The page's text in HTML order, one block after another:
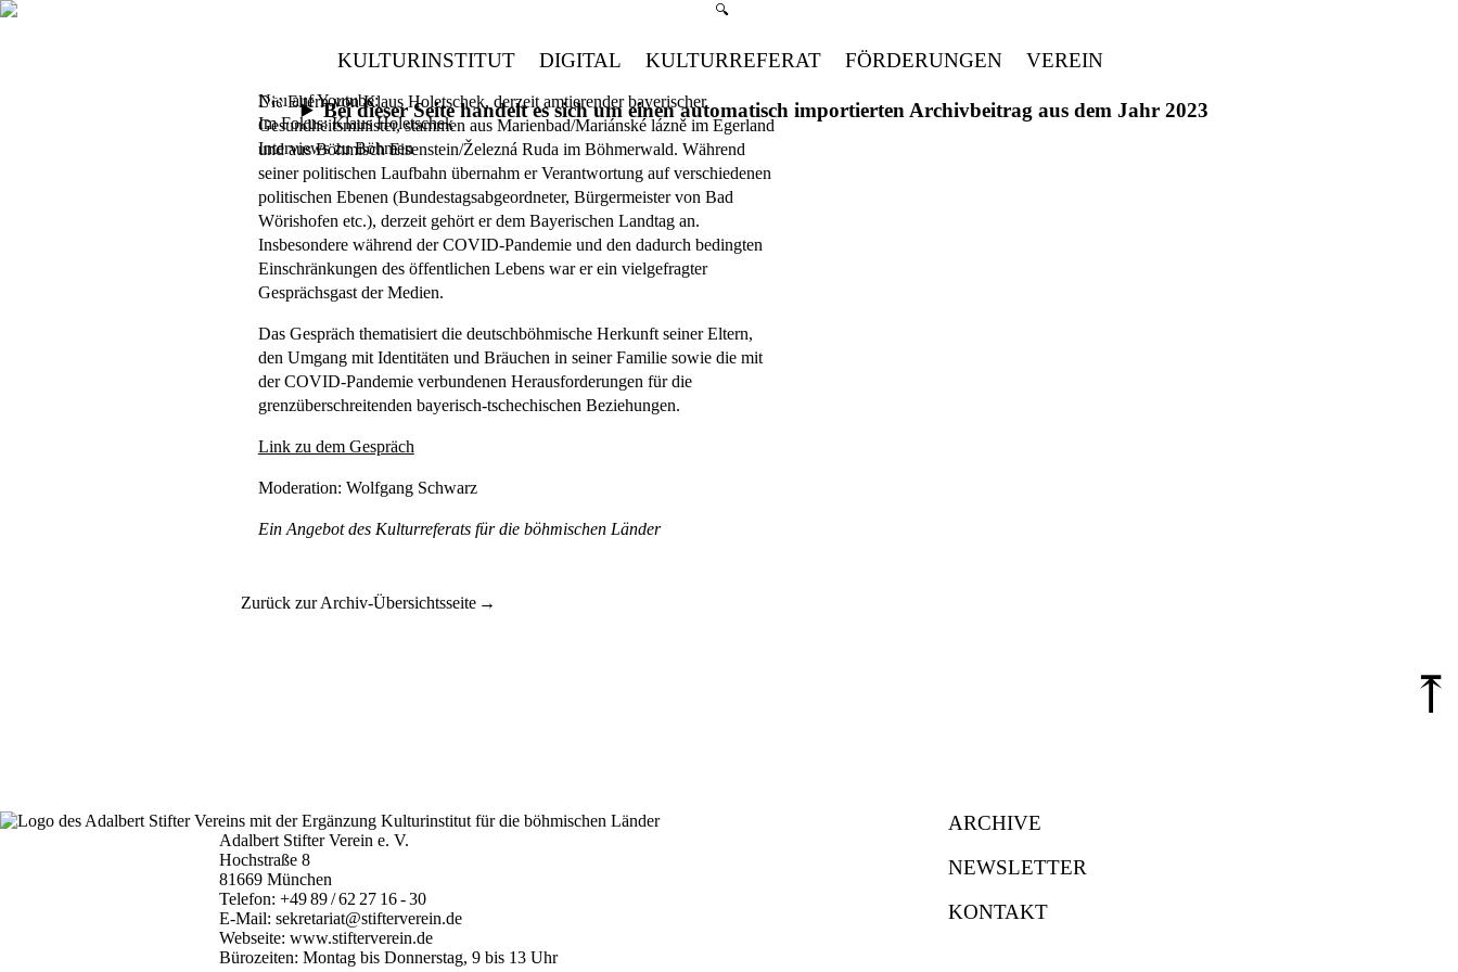
Suchmenü öffnen
🔍
KULTURINSTITUT DIGITAL KULTURREFERAT FÖRDERUNGEN VEREIN
Bei dieser Seite handelt es sich um einen automatisch importierten Archivbeitrag aus dem Jahr 2023
Neu auf Youtube:
Im Fokus: Klaus Holetschek
Interviews zu Böhmen
Die Eltern vonKlaus Holetschek, derzeit amtierender bayerischer
Gesundheitsminister, stammen aus Marienbad/Mariánské lázně im Egerland
und aus Böhmisch Eisenstein/Železná Ruda im Böhmerwald. Während
seiner politischen Laufbahn übernahm er Verantwortung auf verschiedenen
politischen Ebenen (Bundestagsabgeordneter, Bürgermeister von Bad
Wörishofen etc.), derzeit gehört er dem Bayerischen Landtag an.
Insbesondere während der COVID-Pandemie und den dadurch bedingten
Einschränkungen des öffentlichen Lebens war er ein vielgefragter
Gesprächsgast der Medien.
Das Gespräch thematisiert die deutschböhmische Herkunft seiner Eltern,
den Umgang mit Identitäten und Bräuchen in seiner Familie sowie die mit
der COVID-Pandemie verbundenen Herausforderungen für die
grenzüberschreitenden bayerisch-tschechischen Beziehungen.
Link zu dem Gespräch
Moderation: Wolfgang Schwarz
Ein Angebot des Kulturreferats für die böhmischen Länder
Zurück zur Archiv-Übersichtsseite
⤒
Adalbert Stifter Verein e. V.
Hochstraße 8
81669 München
Telefon:+49 89 / 62 27 16 - 30
E-Mail:sekretariat@stifterverein.de
Webseite:www.stifterverein.de
Bürozeiten: Montag bis Donnerstag, 9 bis 13 Uhr
ARCHIVE
NEWSLETTER
KONTAKT